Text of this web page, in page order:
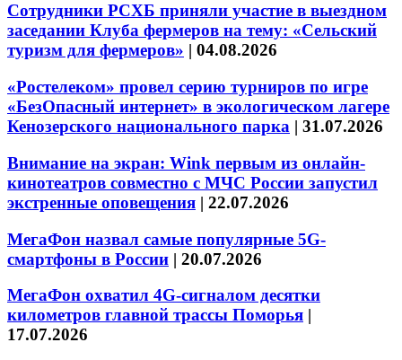
Сотрудники РСХБ приняли участие в выездном
заседании Клуба фермеров на тему: «Сельский
туризм для фермеров» | 04.08.2026
«Ростелеком» провел серию турниров по игре
«БезОпасный интернет» в экологическом лагере
Кенозерского национального парка | 31.07.2026
Внимание на экран: Wink первым из онлайн-
кинотеатров совместно с МЧС России запустил
экстренные оповещения | 22.07.2026
МегаФон назвал самые популярные 5G-
смартфоны в России | 20.07.2026
МегаФон охватил 4G-сигналом десятки
километров главной трассы Поморья |
17.07.2026